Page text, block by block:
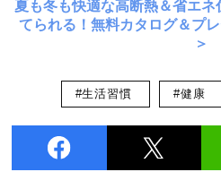
夏も冬も快適な高断熱＆省エ
てられる！無料カタログ＆プ
＞
#生活習慣 #健康